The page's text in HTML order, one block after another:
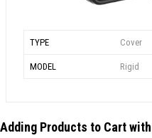
TYPE Cover
MODEL Rigid
Adding Products to Cart